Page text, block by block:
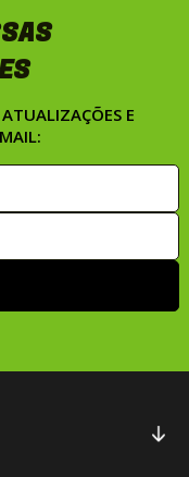
ATUALIZAÇÕES E